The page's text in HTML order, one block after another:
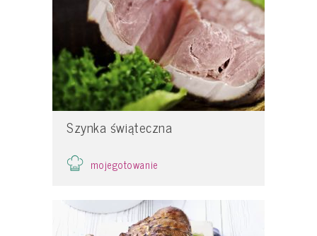
Szynka świąteczna
mojegotowanie